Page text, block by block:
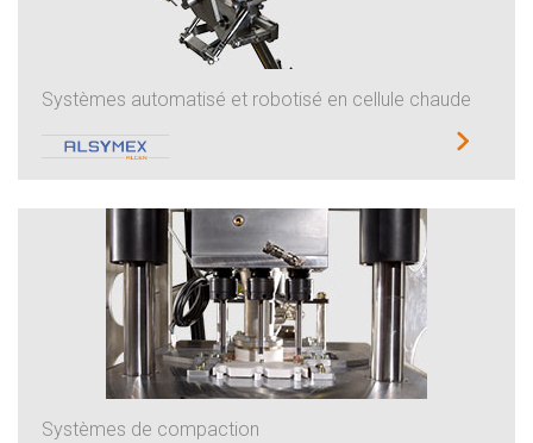
Systèmes automatisé et robotisé en cellule chaude
Systèmes de compaction